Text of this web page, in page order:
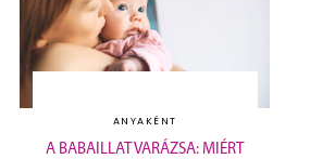
ANYAKÉNT
A BABAILLAT VARÁZSA: MIÉRT